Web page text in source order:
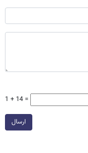
1 + 14 =
ارسال